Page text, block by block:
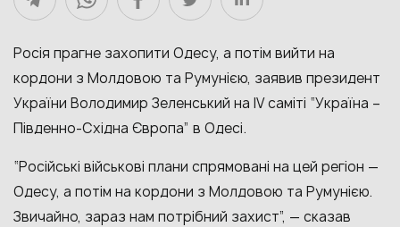
Росія прагне захопити Одесу, а потім вийти на
кордони з Молдовою та Румунією, заявив президент
України Володимир Зеленський на IV саміті “Україна –
Південно-Східна Європа” в Одесі.
“Російські військові плани спрямовані на цей регіон —
Одесу, а потім на кордони з Молдовою та Румунією.
Звичайно, зараз нам потрібний захист”, — сказав